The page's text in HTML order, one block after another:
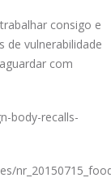
consigo e
de vulnerabilidade
com
body-recalls-